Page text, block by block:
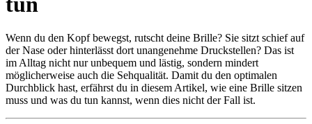
Wenn du den Kopf bewegst, rutscht deine Brille? Sie sitzt schief auf
der Nase oder hinterlässt dort unangenehme Druckstellen? Das ist
im Alltag nicht nur unbequem und lästig, sondern mindert
möglicherweise auch die Sehqualität. Damit du den optimalen
Durchblick hast, erfährst du in diesem Artikel, wie eine Brille sitzen
muss und was du tun kannst, wenn dies nicht der Fall ist.